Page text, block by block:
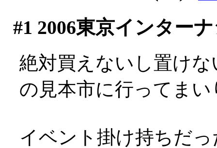
#1 2006東京インター
絶対買えないし置け
の見本市に行ってま
イベント掛け持ちだ